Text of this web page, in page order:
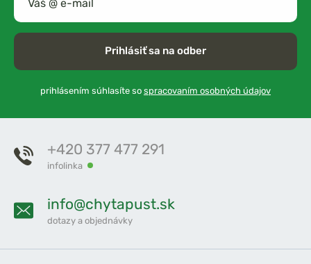
Prihlásiť sa na odber
prihlásením súhlasíte so spracovaním osobných údajov
+420 377 477 291
infolinka
info@chytapust.sk
dotazy a objednávky